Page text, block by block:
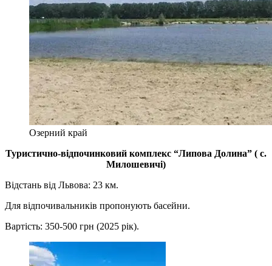
Озерний край
Туристично-відпочинковий комплекс “Липова Долина” ( с.
Милошевичі)
Відстань від Львова: 23 км.
Для відпочивальників пропонують басейни.
Вартість: 350-500 грн (2025 рік).